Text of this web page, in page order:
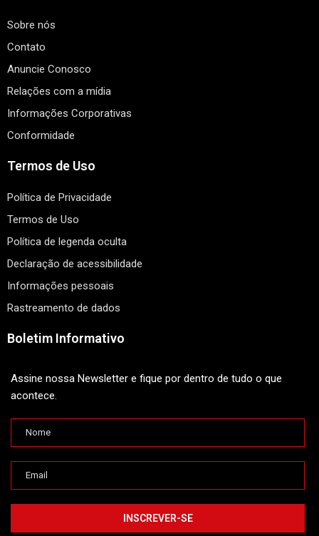
Sobre nós
Contato
Anuncie Conosco
Relações com a mídia
Informações Corporativas
Conformidade
Termos de Uso
Política de Privacidade
Termos de Uso
Política de legenda oculta
Declaração de acessibilidade
Informações pessoais
Rastreamento de dados
Boletim Informativo
Assine nossa Newsletter e fique por dentro de tudo o que
acontece.